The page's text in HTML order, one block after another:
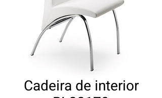
Cadeira de interior